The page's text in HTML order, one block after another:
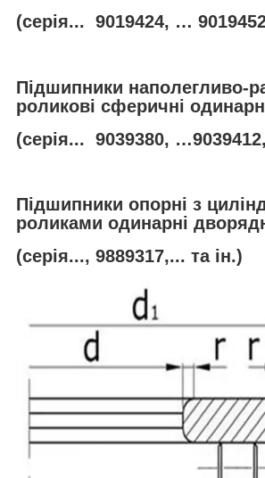
(серія... 9019424, …
Підшипники наполегливо-
роликові сферичні
(серія... 9039380,
Підшипники опорні з
роликами одинарні
(серія..., 9889317,... та ін.)